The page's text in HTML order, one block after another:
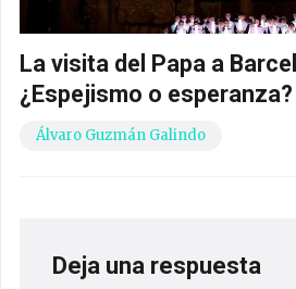
La visita del Papa a
¿Espejismo o esperanza?
Álvaro Guzmán Galindo
Deja una respuesta